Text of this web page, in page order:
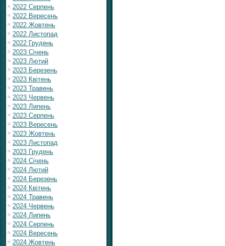
2022 Серпень
2022 Вересень
2022 Жовтень
2022 Листопад
2022 Грудень
2023 Січень
2023 Лютий
2023 Березень
2023 Квітень
2023 Травень
2023 Червень
2023 Липень
2023 Серпень
2023 Вересень
2023 Жовтень
2023 Листопад
2023 Грудень
2024 Січень
2024 Лютий
2024 Березень
2024 Квітень
2024 Травень
2024 Червень
2024 Липень
2024 Серпень
2024 Вересень
2024 Жовтень